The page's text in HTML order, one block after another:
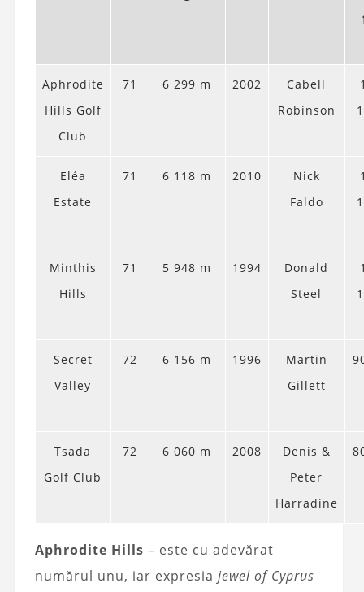
Aphrodite
Hills Golf
Club
71 6 299 m 2002
Cabell
Robinson
Eléa
Estate
71 6 118 m 2010
Nick
Faldo
Minthis
Hills
71 5 948 m 1994
Donald
Steel
Secret
Valley
72 6 156 m 1996
Martin
Gillett
Tsada
Golf Club
72 6 060 m 2008
Denis &
Peter
Harradine
Aphrodite Hills – este cu adevărat
numărul unu, iar expresia jewel of Cyprus